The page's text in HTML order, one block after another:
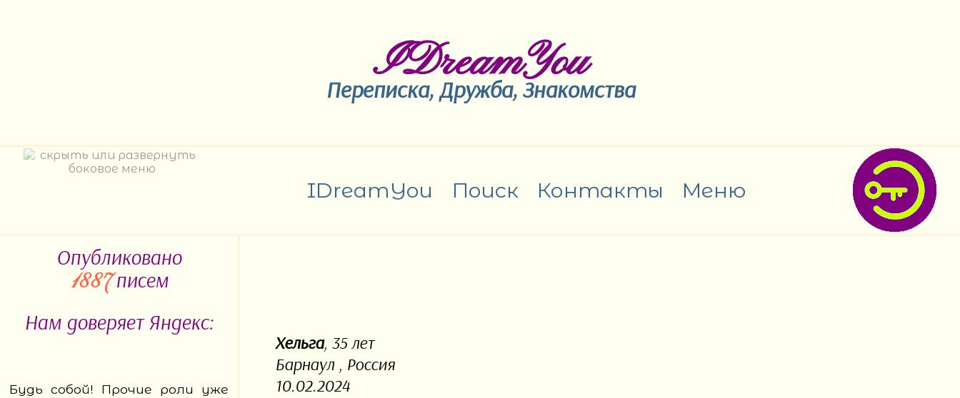
IDreamYou
Переписка, Дружба, Знакомства
IDreamYou Поиск Контакты Меню
Опубликовано
1887писем
Нам доверяет Яндекс:
Будь собой! Прочие роли уже
Хельга, 35 лет
Барнаул , Россия
10.02.2024